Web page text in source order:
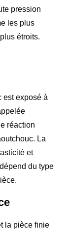
pression
les plus
étroits.
est exposé à
réaction
La
et
du type
la pièce finie